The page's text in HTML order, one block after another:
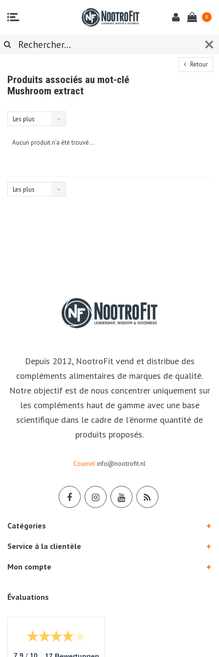
0
Retour
Produits associés au mot-clé
Mushroom extract
Les plus
Aucun produit n'a été trouvé...
Les plus
Depuis 2012, NootroFit vend et distribue des
compléments alimentaires de marques de qualité.
Notre objectif est de nous concentrer uniquement sur
les compléments haut de gamme avec une base
scientifique dans le cadre de l'énorme quantité de
produits proposés.
Courrielinfo@nootrofit.nl
Catégories
Service à la clientèle
Mon compte
Évaluations